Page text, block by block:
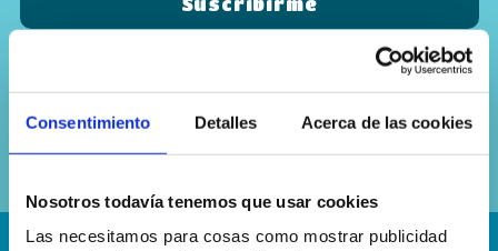
Consentimiento Detalles Acerca de las cookies
Nosotros todavía tenemos que usar cookies
Las necesitamos para cosas como mostrar publicidad
política de